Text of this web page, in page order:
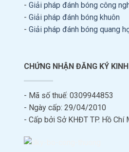
- Giải pháp đánh bóng công
- Giải pháp đánh bóng khuôn
- Giải pháp đánh bóng quang
CHỨNG NHẬN ĐĂNG KÝ
- Mã số thuế: 0309944853
- Ngày cấp: 29/04/2010
- Cấp bởi Sở KHĐT TP. Hồ Chí